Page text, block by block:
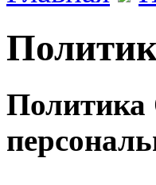
Политика